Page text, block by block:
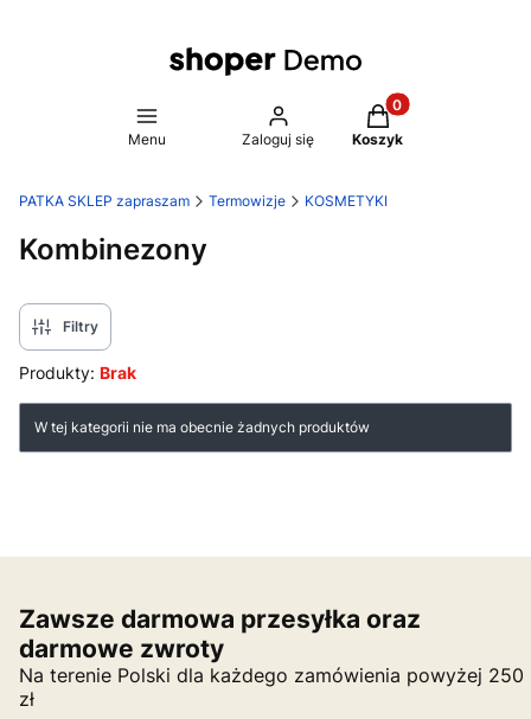
Menu Zaloguj się
Produkty w
Koszyk
PATKA SKLEP zapraszam Termowizje KOSMETYKI
Kombinezony
Filtry
Produkty: Brak
Lista produktów
W tej kategorii nie ma obecnie żadnych produktów
Zawsze darmowa przesyłka oraz
darmowe zwroty
Na terenie Polski dla każdego zamówienia powyżej 250
zł